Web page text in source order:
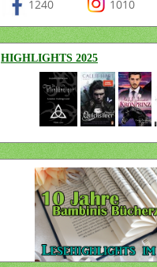
1240 1010
HIGHLIGHTS 2025